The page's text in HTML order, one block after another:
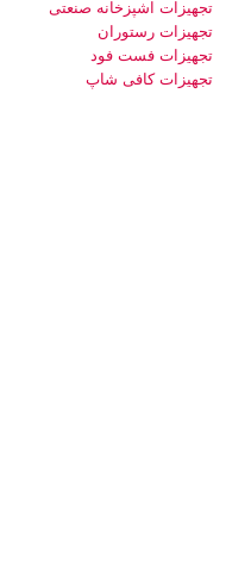
تجهیزات اشپزخانه صنعتی
تجهیزات رستوران
تجهیزات فست فود
تجهیزات کافی شاپ